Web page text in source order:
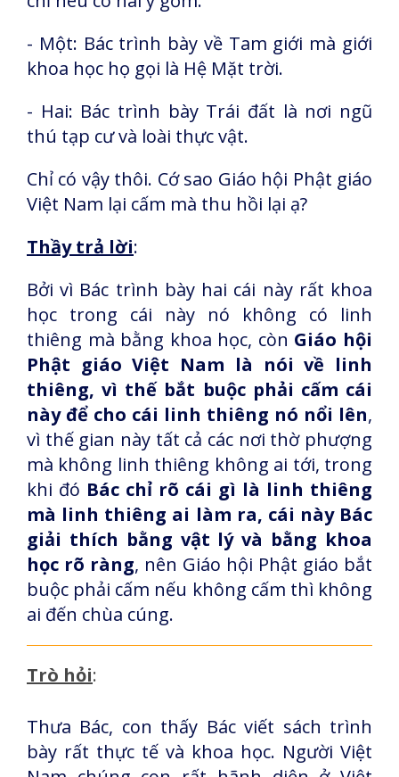
- Một: Bác trình bày về Tam giới mà giới
khoa học họ gọi là Hệ Mặt trời.
- Hai: Bác trình bày Trái đất là nơi ngũ
thú tạp cư và loài thực vật.
Chỉ có vậy thôi. Cớ sao Giáo hội Phật giáo
Việt Nam lại cấm mà thu hồi lại ạ?
Thầy trả lời:
Bởi vì Bác trình bày hai cái này rất khoa
học trong cái này nó không có linh
thiêng mà bằng khoa học, còn Giáo hội
Phật giáo Việt Nam là nói về linh
thiêng, vì thế bắt buộc phải cấm cái
này để cho cái linh thiêng nó nổi lên,
vì thế gian này tất cả các nơi thờ phượng
mà không linh thiêng không ai tới, trong
khi đó Bác chỉ rõ cái gì là linh thiêng
mà linh thiêng ai làm ra, cái này Bác
giải thích bằng vật lý và bằng khoa
học rõ ràng, nên Giáo hội Phật giáo bắt
buộc phải cấm nếu không cấm thì không
ai đến chùa cúng.
Trò hỏi:
Thưa Bác, con thấy Bác viết sách trình
bày rất thực tế và khoa học. Người Việt